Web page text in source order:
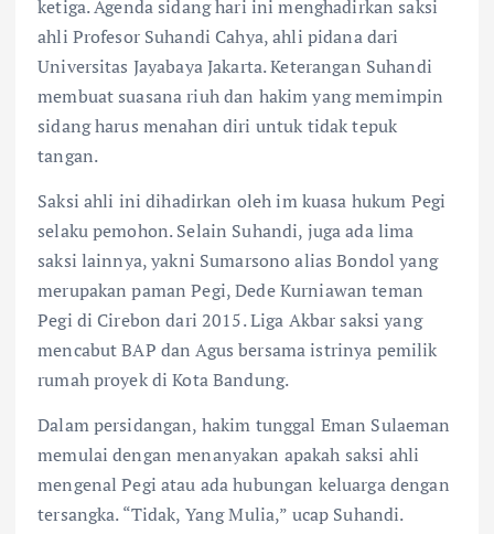
ketiga. Agenda sidang hari ini menghadirkan saksi
ahli Profesor Suhandi Cahya, ahli pidana dari
Universitas Jayabaya Jakarta. Keterangan Suhandi
membuat suasana riuh dan hakim yang memimpin
sidang harus menahan diri untuk tidak tepuk
tangan.
Saksi ahli ini dihadirkan oleh im kuasa hukum Pegi
selaku pemohon. Selain Suhandi, juga ada lima
saksi lainnya, yakni Sumarsono alias Bondol yang
merupakan paman Pegi, Dede Kurniawan teman
Pegi di Cirebon dari 2015. Liga Akbar saksi yang
mencabut BAP dan Agus bersama istrinya pemilik
rumah proyek di Kota Bandung.
Dalam persidangan, hakim tunggal Eman Sulaeman
memulai dengan menanyakan apakah saksi ahli
mengenal Pegi atau ada hubungan keluarga dengan
tersangka. “Tidak, Yang Mulia,” ucap Suhandi.